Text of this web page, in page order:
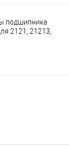
подшипника
2121, 21213,
03)